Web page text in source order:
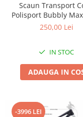
Jante
Manete Schimbător,
Manete frână
Manete combo
Manete schimbător
Scaun Transport
Polisport Bubbly
CFS PRINDERE pe
250,00 Lei
IN STOC
ADAUGA IN
-3996 LEI